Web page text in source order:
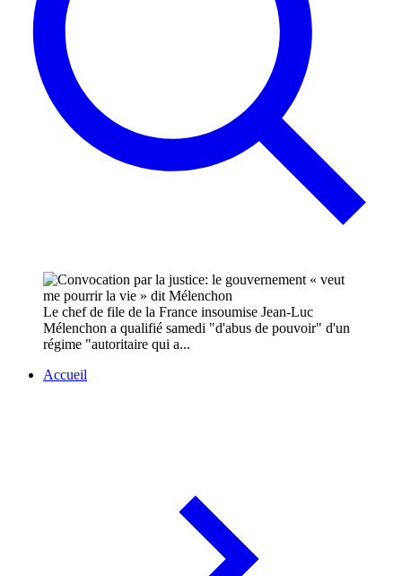
Le chef de file de la France insoumise Jean-Luc
Mélenchon a qualifié samedi "d'abus de pouvoir" d'un
régime "autoritaire qui a...
Accueil